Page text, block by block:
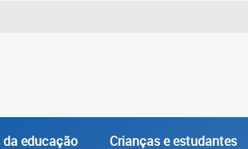
educação Crianças e estudantes